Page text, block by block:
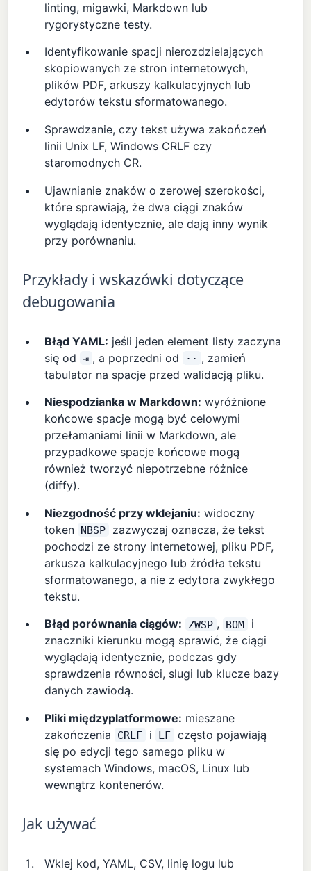
linting, migawki, Markdown lub
rygorystyczne testy.
Identyfikowanie spacji nierozdzielających
skopiowanych ze stron internetowych,
plików PDF, arkuszy kalkulacyjnych lub
edytorów tekstu sformatowanego.
Sprawdzanie, czy tekst używa zakończeń
linii Unix LF, Windows CRLF czy
staromodnych CR.
Ujawnianie znaków o zerowej szerokości,
które sprawiają, że dwa ciągi znaków
wyglądają identycznie, ale dają inny wynik
przy porównaniu.
Przykłady i wskazówki dotyczące
debugowania
Błąd YAML: jeśli jeden element listy zaczyna
się od
⇥ , a poprzedni od ·· , zamień
tabulator na spacje przed walidacją pliku.
Niespodzianka w Markdown: wyróżnione
końcowe spacje mogą być celowymi
przełamaniami linii w Markdown, ale
przypadkowe spacje końcowe mogą
również tworzyć niepotrzebne różnice
(diffy).
Niezgodność przy wklejaniu: widoczny
token NBSP
zazwyczaj oznacza, że tekst
pochodzi ze strony internetowej, pliku PDF,
arkusza kalkulacyjnego lub źródła tekstu
sformatowanego, a nie z edytora zwykłego
tekstu.
Błąd porównania ciągów:
ZWSP , BOM
i
znaczniki kierunku mogą sprawić, że ciągi
wyglądają identycznie, podczas gdy
sprawdzenia równości, slugi lub klucze bazy
danych zawiodą.
Pliki międzyplatformowe: mieszane
zakończenia
CRLF i LF często pojawiają
się po edycji tego samego pliku w
systemach Windows, macOS, Linux lub
wewnątrz kontenerów.
Jak używać
Wklej kod, YAML, CSV, linię logu lub